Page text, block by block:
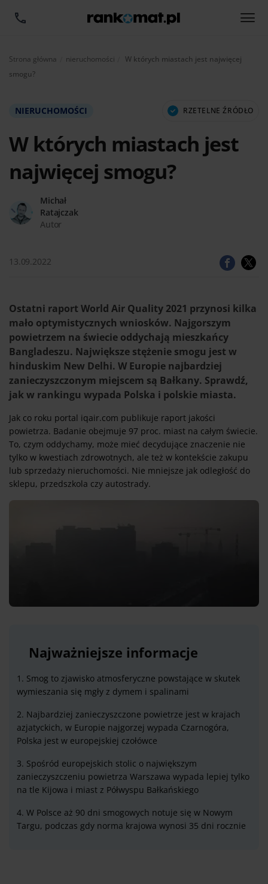
Strona główna nieruchomości Aktualnie:
W których miastach jest najwięcej
smogu?
NIERUCHOMOŚCI RZETELNE ŹRÓDŁO
W których miastach jest
najwięcej smogu?
Michał
Ratajczak
Autor
13.09.2022
Ostatni raport World Air Quality 2021 przynosi kilka
mało optymistycznych wniosków. Najgorszym
powietrzem na świecie oddychają mieszkańcy
Bangladeszu. Największe stężenie smogu jest w
hinduskim New Delhi. W Europie najbardziej
zanieczyszczonym miejscem są Bałkany. Sprawdź,
jak w rankingu wypada Polska i polskie miasta.
Jak co roku portal iqair.com publikuje raport jakości
powietrza. Badanie obejmuje 97 proc. miast na całym świecie.
To, czym oddychamy, może mieć decydujące znaczenie nie
tylko w kwestiach zdrowotnych, ale też w kontekście zakupu
lub sprzedaży nieruchomości. Nie mniejsze jak odległość do
sklepu, przedszkola czy autostrady.
Najważniejsze informacje
1. Smog to zjawisko atmosferyczne powstające w skutek
wymieszania się mgły z dymem i spalinami
2. Najbardziej zanieczyszczone powietrze jest w krajach
azjatyckich, w Europie najgorzej wypada Czarnogóra,
Polska jest w europejskiej czołówce
3. Spośród europejskich stolic o największym
zanieczyszczeniu powietrza Warszawa wypada lepiej tylko
na tle Kijowa i miast z Półwyspu Bałkańskiego
4. W Polsce aż 90 dni smogowych notuje się w Nowym
Targu, podczas gdy norma krajowa wynosi 35 dni rocznie